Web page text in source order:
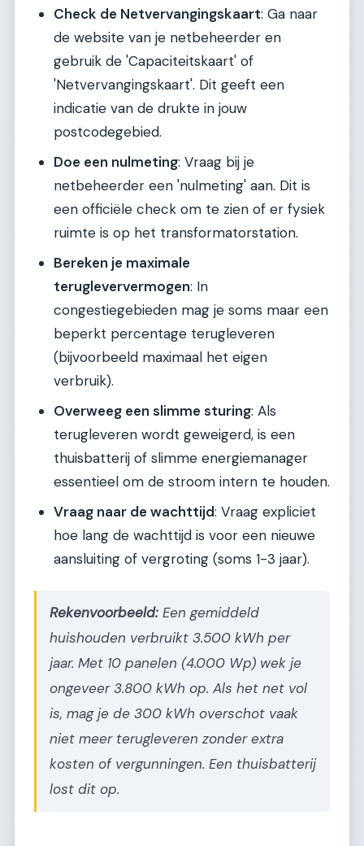
Check de Netvervangingskaart: Ga naar
de website van je netbeheerder en
gebruik de 'Capaciteitskaart' of
'Netvervangingskaart'. Dit geeft een
indicatie van de drukte in jouw
postcodegebied.
Doe een nulmeting: Vraag bij je
netbeheerder een 'nulmeting' aan. Dit is
een officiële check om te zien of er fysiek
ruimte is op het transformatorstation.
Bereken je maximale
terugleververmogen: In
congestiegebieden mag je soms maar een
beperkt percentage terugleveren
(bijvoorbeeld maximaal het eigen
verbruik).
Overweeg een slimme sturing: Als
terugleveren wordt geweigerd, is een
thuisbatterij of slimme energiemanager
essentieel om de stroom intern te houden.
Vraag naar de wachttijd: Vraag expliciet
hoe lang de wachttijd is voor een nieuwe
aansluiting of vergroting (soms 1-3 jaar).
Rekenvoorbeeld: Een gemiddeld
huishouden verbruikt 3.500 kWh per
jaar. Met 10 panelen (4.000 Wp) wek je
ongeveer 3.800 kWh op. Als het net vol
is, mag je de 300 kWh overschot vaak
niet meer terugleveren zonder extra
kosten of vergunningen. Een thuisbatterij
lost dit op.